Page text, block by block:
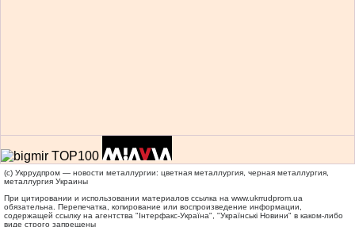
(c) Укррудпром — новости металлургии: цветная металлургия, черная металлургия,
металлургия Украины
При цитировании и использовании материалов ссылка на www.ukrrudprom.ua
обязательна. Перепечатка, копирование или воспроизведение информации,
содержащей ссылку на агентства "Iнтерфакс-Україна", "Українськi Новини" в каком-либо
виде строго запрещены